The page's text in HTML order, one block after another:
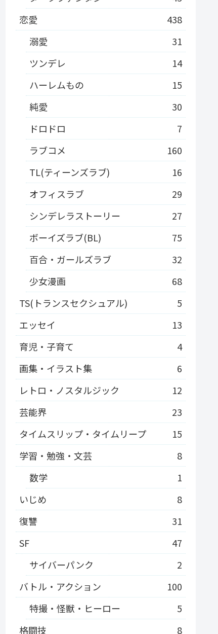
恋愛
438
溺愛
31
ツンデレ
14
ハーレムもの
15
純愛
30
ドロドロ
7
ラブコメ
160
TL(ティーンズラブ)
16
オフィスラブ
29
シンデレラストーリー
27
ボーイズラブ(BL)
75
百合・ガールズラブ
32
少女漫画
68
TS(トランスセクシュアル)
5
エッセイ
13
育児・子育て
4
画集・イラスト集
6
レトロ・ノスタルジック
12
芸能界
23
タイムスリップ・タイムリープ
15
学習・勉強・文芸
8
数学
1
いじめ
8
復讐
31
SF
47
サイバーパンク
2
バトル・アクション
100
特撮・怪獣・ヒーロー
5
格闘技
8